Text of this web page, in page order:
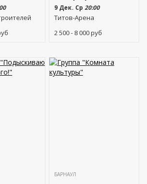
9 Дек. Ср 20:00
Титов-Арена
2 500 - 8 000руб
БАРНАУЛ